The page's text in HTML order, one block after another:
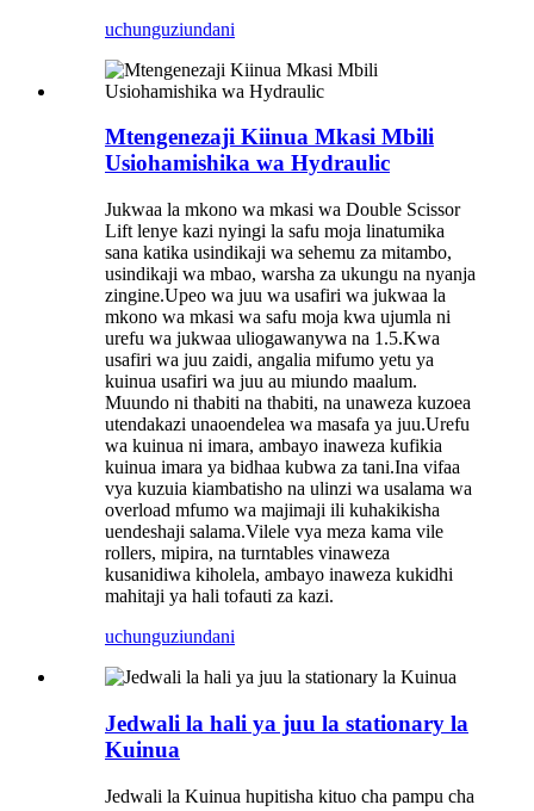
uchunguziundani
Mtengenezaji Kiinua Mkasi Mbili
Usiohamishika wa Hydraulic
Jukwaa la mkono wa mkasi wa Double Scissor
Lift lenye kazi nyingi la safu moja linatumika
sana katika usindikaji wa sehemu za mitambo,
usindikaji wa mbao, warsha za ukungu na nyanja
zingine.Upeo wa juu wa usafiri wa jukwaa la
mkono wa mkasi wa safu moja kwa ujumla ni
urefu wa jukwaa uliogawanywa na 1.5.Kwa
usafiri wa juu zaidi, angalia mifumo yetu ya
kuinua usafiri wa juu au miundo maalum.
Muundo ni thabiti na thabiti, na unaweza kuzoea
utendakazi unaoendelea wa masafa ya juu.Urefu
wa kuinua ni imara, ambayo inaweza kufikia
kuinua imara ya bidhaa kubwa za tani.Ina vifaa
vya kuzuia kiambatisho na ulinzi wa usalama wa
overload mfumo wa majimaji ili kuhakikisha
uendeshaji salama.Vilele vya meza kama vile
rollers, mipira, na turntables vinaweza
kusanidiwa kiholela, ambayo inaweza kukidhi
mahitaji ya hali tofauti za kazi.
uchunguziundani
Jedwali la hali ya juu la stationary la
Kuinua
Jedwali la Kuinua hupitisha kituo cha pampu cha